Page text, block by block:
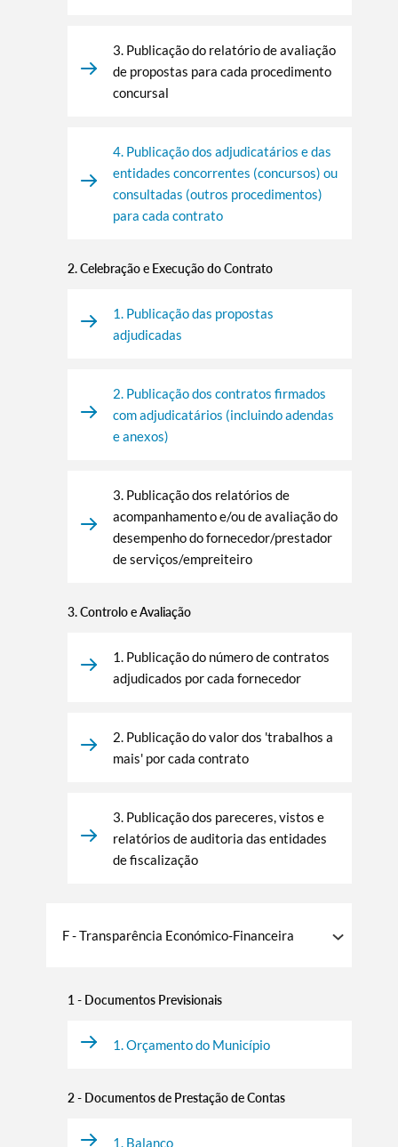
3. Publicação do relatório de avaliação
de propostas para cada procedimento
concursal
4. Publicação dos adjudicatários e das
entidades concorrentes (concursos) ou
consultadas (outros procedimentos)
para cada contrato
2. Celebração e Execução do Contrato
1. Publicação das propostas
adjudicadas
2. Publicação dos contratos firmados
com adjudicatários (incluindo adendas
e anexos)
3. Publicação dos relatórios de
acompanhamento e/ou de avaliação do
desempenho do fornecedor/prestador
de serviços/empreiteiro
3. Controlo e Avaliação
1. Publicação do número de contratos
adjudicados por cada fornecedor
2. Publicação do valor dos 'trabalhos a
mais' por cada contrato
3. Publicação dos pareceres, vistos e
relatórios de auditoria das entidades
de fiscalização
F - Transparência Económico-Financeira
1 - Documentos Previsionais
1. Orçamento do Município
2 - Documentos de Prestação de Contas
1. Balanço